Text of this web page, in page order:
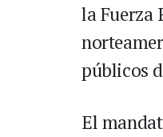
la Fuerza
públicos
El